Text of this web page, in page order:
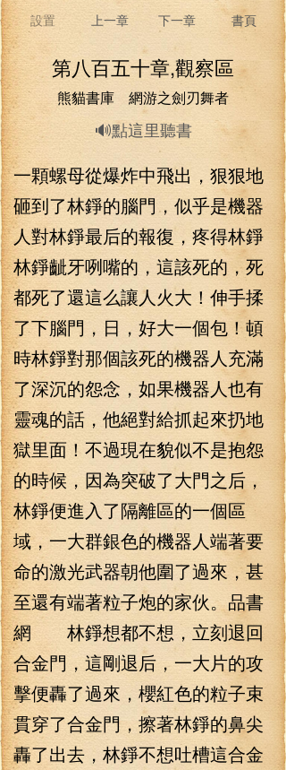
設置 上一章 下一章 書頁
第八百五十章,觀察區
熊貓書庫 網游之劍刃舞者
🔊點這里聽書
一顆螺母從爆炸中飛出，狠狠地
砸到了林錚的腦門，似乎是機器
人對林錚最后的報復，疼得林錚
林錚齜牙咧嘴的，這該死的，死
都死了還這么讓人火大！伸手揉
了下腦門，日，好大一個包！頓
時林錚對那個該死的機器人充滿
了深沉的怨念，如果機器人也有
靈魂的話，他絕對給抓起來扔地
獄里面！不過現在貌似不是抱怨
的時候，因為突破了大門之后，
林錚便進入了隔離區的一個區
域，一大群銀色的機器人端著要
命的激光武器朝他圍了過來，甚
至還有端著粒子炮的家伙。品書
網 林錚想都不想，立刻退回
合金門，這剛退后，一大片的攻
擊便轟了過來，櫻紅色的粒子束
貫穿了合金門，擦著林錚的鼻尖
轟了出去，林錚不想吐槽這合金